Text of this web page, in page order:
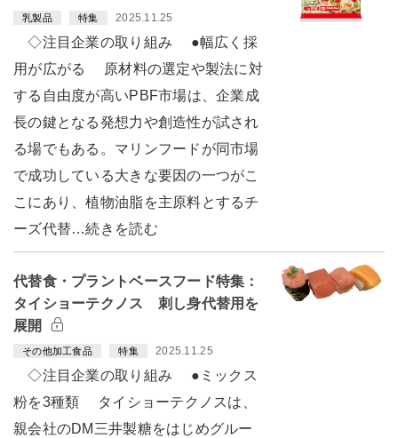
乳製品 特集 2025.11.25
◇注目企業の取り組み ●幅広く採
用が広がる 原材料の選定や製法に対
する自由度が高いPBF市場は、企業成
長の鍵となる発想力や創造性が試され
る場でもある。マリンフードが同市場
で成功している大きな要因の一つがこ
こにあり、植物油脂を主原料とするチ
ーズ代替…続きを読む
代替食・プラントベースフード特集：
タイショーテクノス 刺し身代替用を
展開
その他加工食品 特集 2025.11.25
◇注目企業の取り組み ●ミックス
粉を3種類 タイショーテクノスは、
親会社のDM三井製糖をはじめグルー